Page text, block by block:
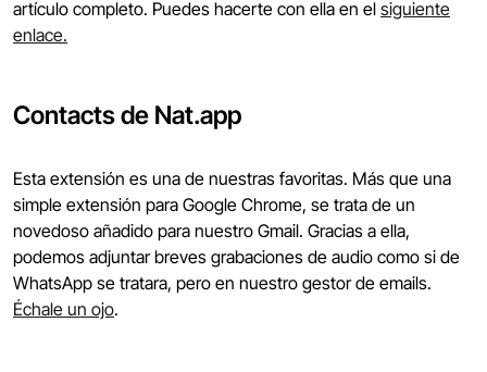
artículo completo. Puedes hacerte con ella en el siguiente
enlace.
Contacts de Nat.app
Esta extensión es una de nuestras favoritas. Más que una
simple extensión para Google Chrome, se trata de un
novedoso añadido para nuestro Gmail. Gracias a ella,
podemos adjuntar breves grabaciones de audio como si de
WhatsApp se tratara, pero en nuestro gestor de emails.
Échale un ojo.